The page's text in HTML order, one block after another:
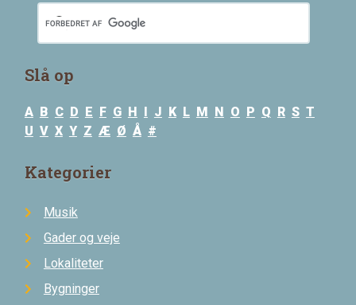
Slå op
A B C D E F G H I J K L M N O P Q R S T
U V X Y Z Æ Ø Å #
Kategorier
Musik
Gader og veje
Lokaliteter
Bygninger